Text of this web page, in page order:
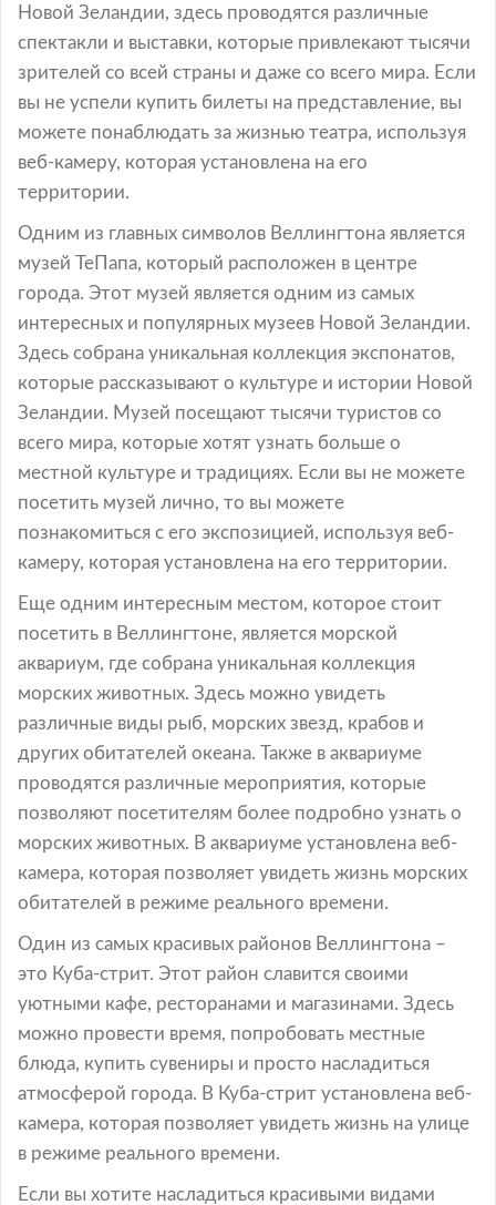
Новой Зеландии, здесь проводятся различные
спектакли и выставки, которые привлекают тысячи
зрителей со всей страны и даже со всего мира. Если
вы не успели купить билеты на представление, вы
можете понаблюдать за жизнью театра, используя
веб-камеру, которая установлена на его
территории.
Одним из главных символов Веллингтона является
музей ТеПапа, который расположен в центре
города. Этот музей является одним из самых
интересных и популярных музеев Новой Зеландии.
Здесь собрана уникальная коллекция экспонатов,
которые рассказывают о культуре и истории Новой
Зеландии. Музей посещают тысячи туристов со
всего мира, которые хотят узнать больше о
местной культуре и традициях. Если вы не можете
посетить музей лично, то вы можете
познакомиться с его экспозицией, используя веб-
камеру, которая установлена на его территории.
Еще одним интересным местом, которое стоит
посетить в Веллингтоне, является морской
аквариум, где собрана уникальная коллекция
морских животных. Здесь можно увидеть
различные виды рыб, морских звезд, крабов и
других обитателей океана. Также в аквариуме
проводятся различные мероприятия, которые
позволяют посетителям более подробно узнать о
морских животных. В аквариуме установлена веб-
камера, которая позволяет увидеть жизнь морских
обитателей в режиме реального времени.
Один из самых красивых районов Веллингтона –
это Куба-стрит. Этот район славится своими
уютными кафе, ресторанами и магазинами. Здесь
можно провести время, попробовать местные
блюда, купить сувениры и просто насладиться
атмосферой города. В Куба-стрит установлена веб-
камера, которая позволяет увидеть жизнь на улице
в режиме реального времени.
Если вы хотите насладиться красивыми видами